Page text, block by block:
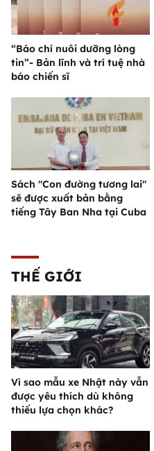
“Báo chí nuôi dưỡng lòng
tin”- Bản lĩnh và trí tuệ nhà
báo chiến sĩ
Sách "Con đường tương lai"
sẽ được xuất bản bằng
tiếng Tây Ban Nha tại Cuba
THẾ GIỚI
Vì sao mẫu xe Nhật này vẫn
được yêu thích dù không
thiếu lựa chọn khác?